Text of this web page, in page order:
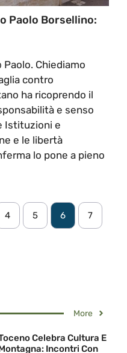
Paolo Borsellino:
Paolo. Chiediamo
contro
ha ricoprendo il
e senso
Istituzioni e
e le libertà
lo pone a pieno
4 5 6 7
More
Celebra Cultura E
Incontri Con